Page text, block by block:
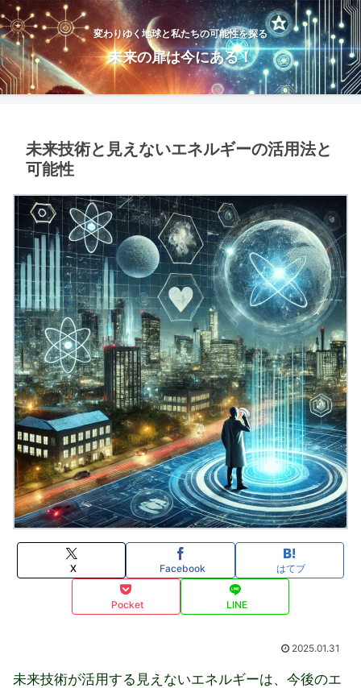
変わりゆく地球と私たちの可能性を探る
未来の扉は今にある！
未来技術と見えないエネルギーの活用法と
可能性
X Facebook はてブ
Pocket LINE
2025.01.31
未来技術が活用する見えないエネルギーは、今後のエ